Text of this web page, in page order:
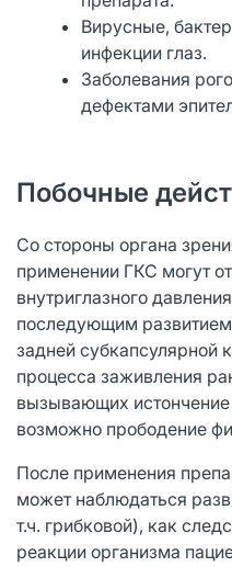
Вирусные,
инфекции глаз.
Заболевания
дефектами
Побочные
Со стороны органа
применении ГКС могут
внутриглазного
последующим
задней субкапсулярной
процесса заживления
вызывающих
возможно прободение
После применения
может наблюдаться
т.ч. грибковой), как
реакции организма